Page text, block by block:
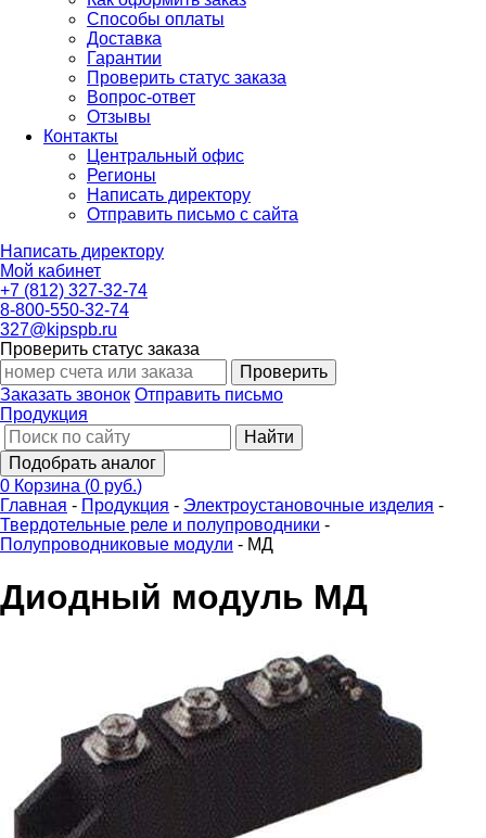
Способы оплаты
Доставка
Гарантии
Проверить статус заказа
Вопрос-ответ
Отзывы
Контакты
Центральный офис
Регионы
Написать директору
Отправить письмо с сайта
Написать директору
Мой кабинет
+7 (812) 327-32-74
8-800-550-32-74
327@kipspb.ru
Проверить статус заказа
Проверить
Заказать звонок Отправить письмо
Продукция
Найти
Подобрать аналог
0 Корзина (0 руб.)
Главная - Продукция - Электроустановочные изделия -
Твердотельные реле и полупроводники -
Полупроводниковые модули - МД
Диодный модуль МД